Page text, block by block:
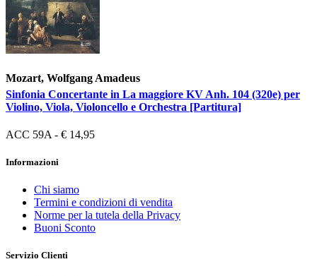
Mozart, Wolfgang Amadeus
Sinfonia Concertante in La maggiore KV Anh. 104 (320e) per
Violino, Viola, Violoncello e Orchestra [Partitura]
ACC 59A - € 14,95
Informazioni
Chi siamo
Termini e condizioni di vendita
Norme per la tutela della Privacy
Buoni Sconto
Servizio Clienti